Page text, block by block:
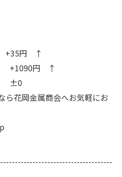
円 ↑
+1090円 ↑
±0
ら花岡金属商会へお気軽にお